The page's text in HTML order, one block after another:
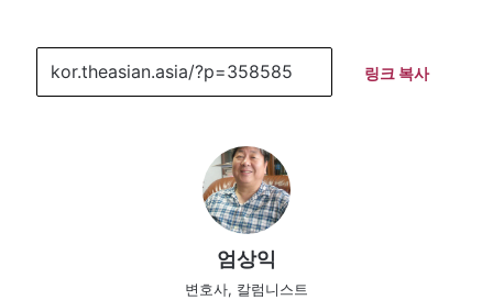
링크 복사
엄상익
변호사, 칼럼니스트